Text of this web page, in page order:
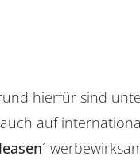
hierfür sind
auf
´